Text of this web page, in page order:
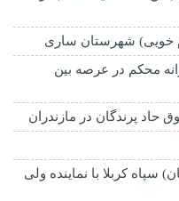
خویی) شهرستان ساری
محکم در عرصه بین
حاد پرندگان در مازندران
سپاه کربلا با نماینده ولی